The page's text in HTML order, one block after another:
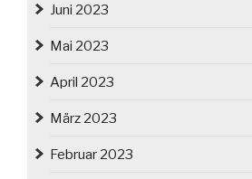
Juni 2023
Mai 2023
April 2023
März 2023
Februar 2023